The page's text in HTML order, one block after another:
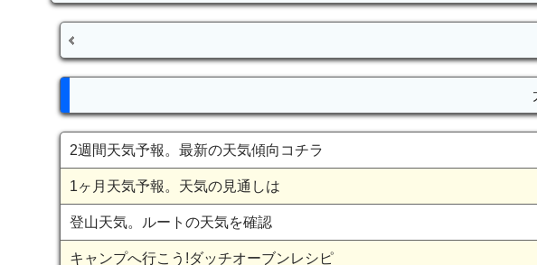
2週間天気予報。最新の天気傾向コチラ
1ヶ月天気予報。天気の見通しは
登山天気。ルートの天気を確認
キャンプへ行こう!ダッチオーブンレシピ